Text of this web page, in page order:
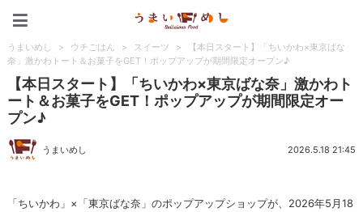
うまいめし > ウチごはん > スイーツ >
【本日スタート】「ちいかわ×東京ばな
奈」激かわトート＆お菓子をGET！ポップアップが期間限定オープン♪
【本日スタート】「ちいかわ×東京ばな奈」激かわト
ート＆お菓子をGET！ポップアップが期間限定オー
プン♪
うまいめし 2026.5.18 21:45
「ちいかわ」×「東京ばな奈」のポップアップショップが、2026年5月18